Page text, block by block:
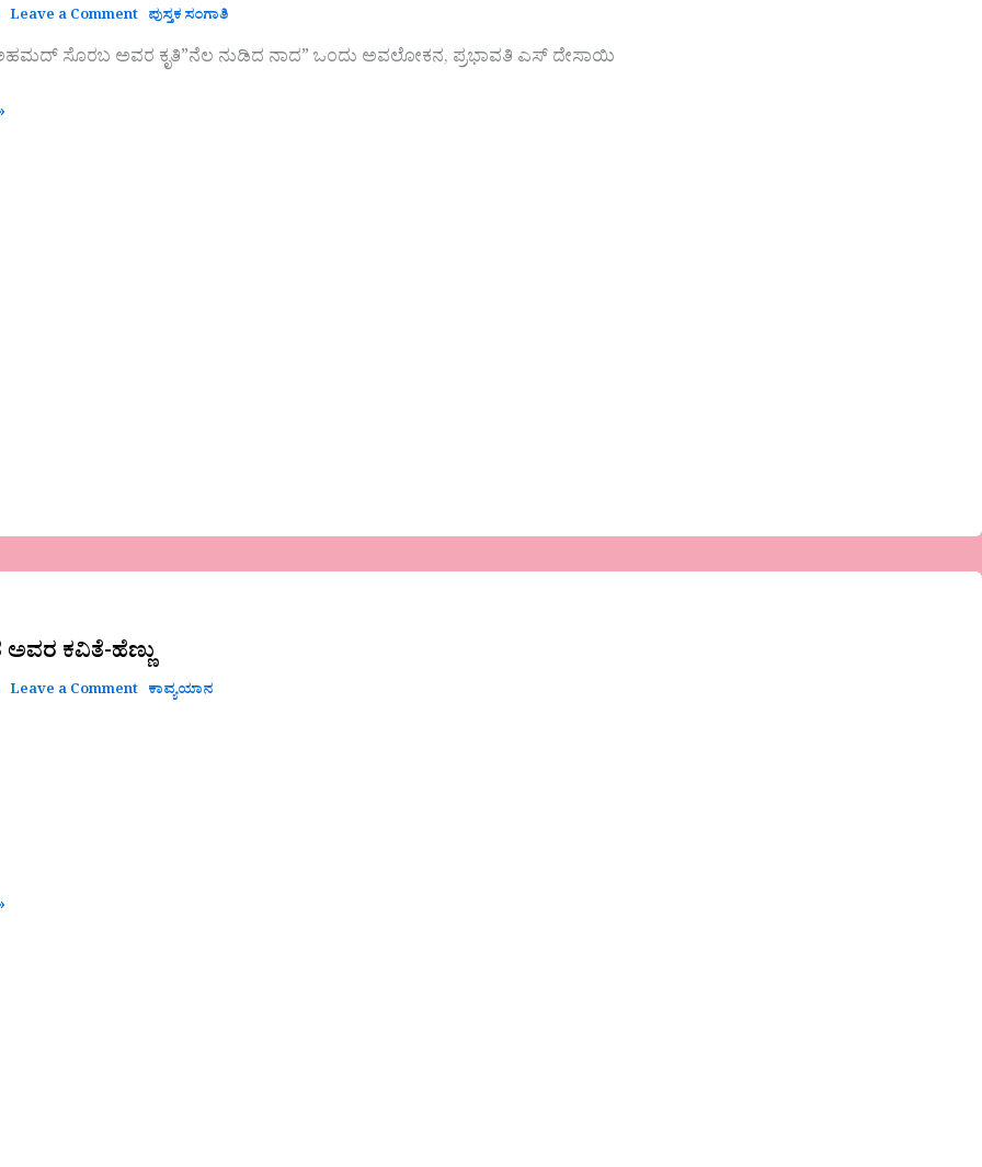
Leave a Comment ಪುಸ್ತಕ ಸಂಗಾತಿ
ಸೊರಬ ಅವರ ಕೃತಿ”ನೆಲ ನುಡಿದ ನಾದ” ಒಂದು ಅವಲೋಕನ, ಪ್ರಭಾವತಿ ಎಸ್ ದೇಸಾಯಿ
ಕವಿತೆ-ಹೆಣ್ಣು
Leave a Comment ಕಾವ್ಯಯಾನ